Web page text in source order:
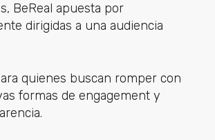
BeReal apuesta por
dirigidas a una audiencia
quienes buscan romper con
formas de engagement y